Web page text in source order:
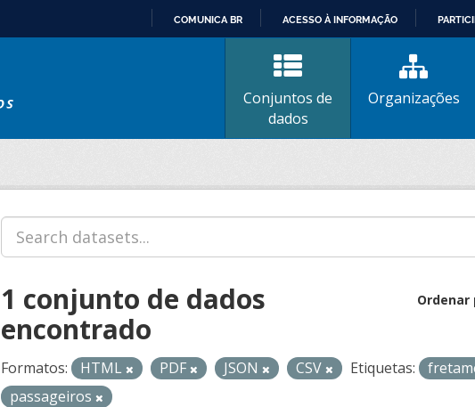
CONTEÚDO
COMUNICA BR ACESSO À INFORMAÇÃO
Conjuntos de
dados
Organizações
Ordenar
1 conjunto de dados
encontrado
Formatos: HTML PDF JSON CSV Etiquetas:
passageiros